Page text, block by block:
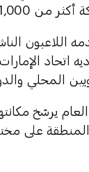
اللاعبون
اتحاد
المحلي
يرسّخ
المنطقة على